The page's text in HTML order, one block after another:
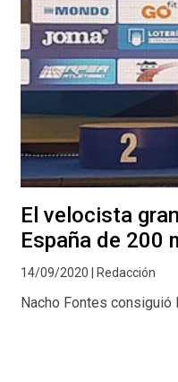
El velocista
España de 200
14/09/2020 | Redacción
Nacho Fontes